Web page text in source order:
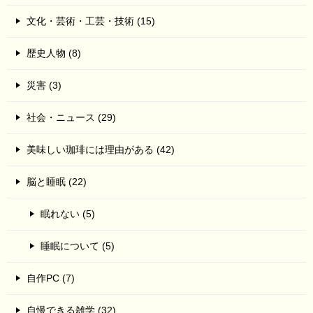
文化・芸術・工芸・技術 (15)
歴史人物 (8)
災害 (3)
社会・ニュース (29)
美味しい珈琲には理由がある (42)
脳と睡眠 (22)
眠れない (5)
睡眠について (5)
自作PC (7)
自慢できる雑学 (32)